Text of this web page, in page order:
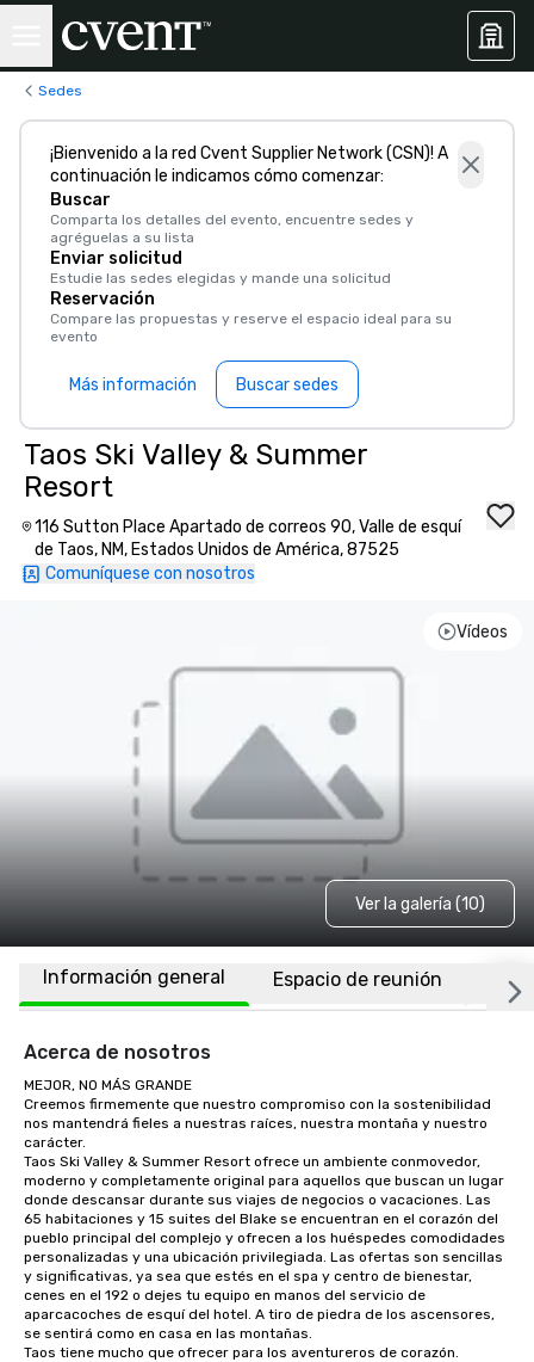
Sedes
¡Bienvenido a la red Cvent Supplier Network (CSN)! A
continuación le indicamos cómo comenzar:
Buscar
Comparta los detalles del evento, encuentre sedes y
agréguelas a su lista
Enviar solicitud
Estudie las sedes elegidas y mande una solicitud
Reservación
Compare las propuestas y reserve el espacio ideal para su
evento
Más información Buscar sedes
Taos Ski Valley & Summer
Resort
116 Sutton Place Apartado de correos 90, Valle de esquí
de Taos, NM, Estados Unidos de América, 87525
Comuníquese con nosotros
Vídeos
Ver la galería (10)
Información general Espacio de reunión
Acerca de nosotros
MEJOR, NO MÁS GRANDE
Creemos firmemente que nuestro compromiso con la sostenibilidad
nos mantendrá fieles a nuestras raíces, nuestra montaña y nuestro
carácter.
Taos Ski Valley & Summer Resort ofrece un ambiente conmovedor,
moderno y completamente original para aquellos que buscan un lugar
donde descansar durante sus viajes de negocios o vacaciones. Las
65 habitaciones y 15 suites del Blake se encuentran en el corazón del
pueblo principal del complejo y ofrecen a los huéspedes comodidades
personalizadas y una ubicación privilegiada. Las ofertas son sencillas
y significativas, ya sea que estés en el spa y centro de bienestar,
cenes en el 192 o dejes tu equipo en manos del servicio de
aparcacoches de esquí del hotel. A tiro de piedra de los ascensores,
se sentirá como en casa en las montañas.
Taos tiene mucho que ofrecer para los aventureros de corazón.